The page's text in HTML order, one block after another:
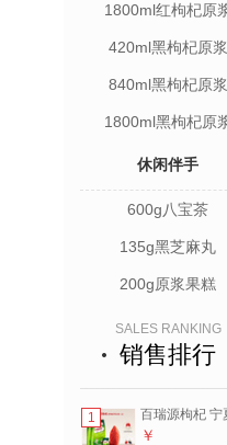
1800ml红枸杞原
420ml黑枸杞原浆
840ml黑枸杞原浆
1800ml黑枸杞原
休闲伴手
600g八宝茶
135g黑芝麻丸
200g原浆果糕
SALES RANKING
销售排行
1
百瑞源枸杞 宁
杞 特级优枸杞
￥